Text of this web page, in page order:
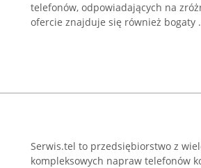
telefonów, odpowiadających na
ofercie znajduje się również bogaty
Serwis.tel to przedsiębiorstwo z
kompleksowych napraw telefonów